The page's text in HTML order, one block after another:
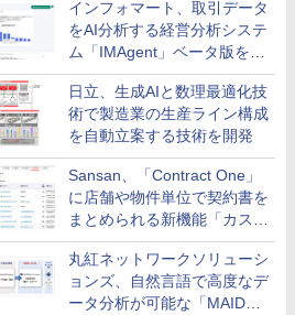
インフォマート、取引データ
をAI分析する経営分析システ
ム「IMAgent」ベータ版を提
供
日立、生成AIと数理最適化技
術で製造業の生産ライン構成
を自動立案する技術を開発
Sansan、「Contract One」
に店舗や物件単位で契約書を
まとめられる新機能「カスタ
ム契約ツリー」を追加
丸紅ネットワークソリューシ
ョンズ、自然言語で高度なデ
ータ分析が可能な「MAIDOA